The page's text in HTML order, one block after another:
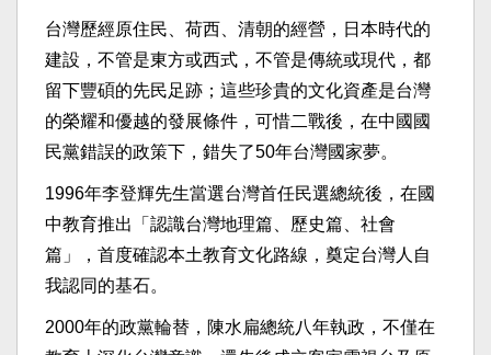
台灣歷經原住民、荷西、清朝的經營，日本時代的
建設，不管是東方或西式，不管是傳統或現代，都
留下豐碩的先民足跡；這些珍貴的文化資產是台灣
的榮耀和優越的發展條件，可惜二戰後，在中國國
民黨錯誤的政策下，錯失了50年台灣國家夢。
1996年李登輝先生當選台灣首任民選總統後，在國
中教育推出「認識台灣地理篇、歷史篇、社會
篇」，首度確認本土教育文化路線，奠定台灣人自
我認同的基石。
2000年的政黨輪替，陳水扁總統八年執政，不僅在